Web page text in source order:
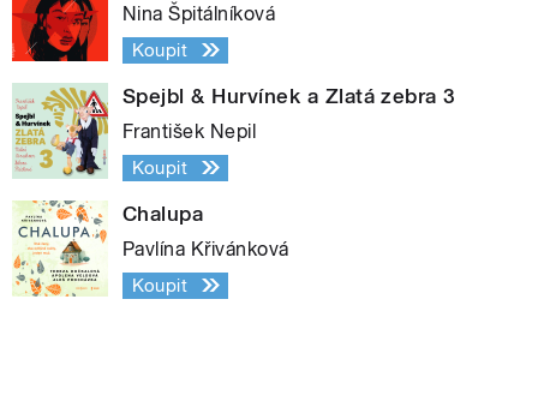
Nina Špitálníková
Koupit
Spejbl & Hurvínek a Zlatá zebra 3
František Nepil
Koupit
Chalupa
Pavlína Křivánková
Koupit